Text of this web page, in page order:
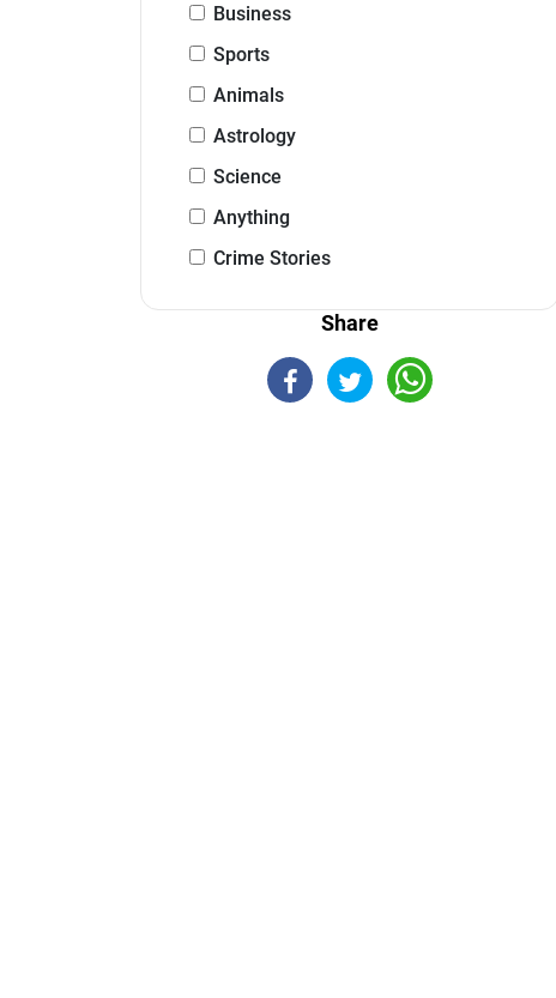
Business
Sports
Animals
Astrology
Science
Anything
Crime Stories
Share